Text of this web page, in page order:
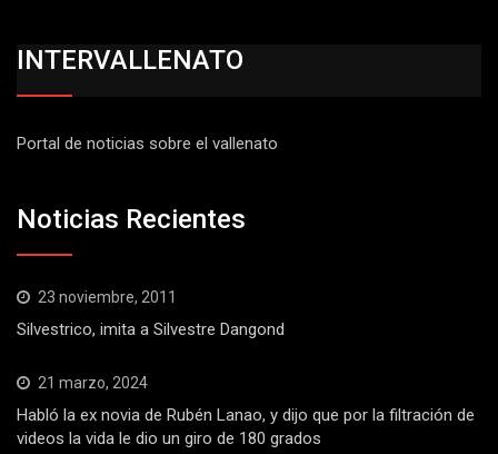
INTERVALLENATO
Portal de noticias sobre el vallenato
Noticias Recientes
23 noviembre, 2011
Silvestrico, imita a Silvestre Dangond
21 marzo, 2024
Habló la ex novia de Rubén Lanao, y dijo que por la filtración de
videos la vida le dio un giro de 180 grados